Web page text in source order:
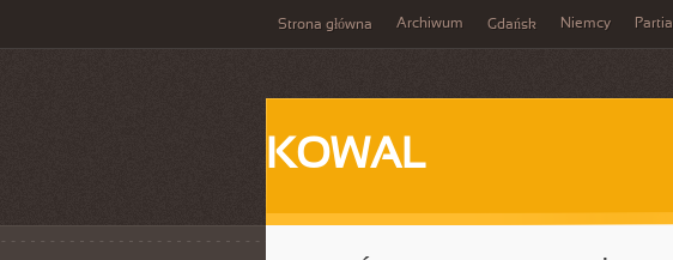
Strona główna Archiwum Gdańsk Niemcy Partia
KOWAL